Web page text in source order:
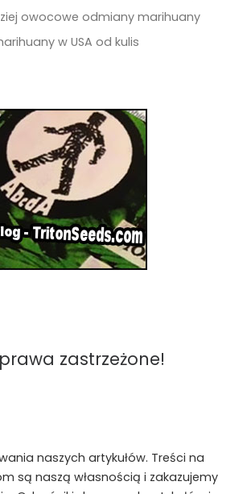
owocowe odmiany marihuany
w USA od kulis
zastrzeżone!
naszych artykułów. Treści na
są naszą własnością i zakazujemy